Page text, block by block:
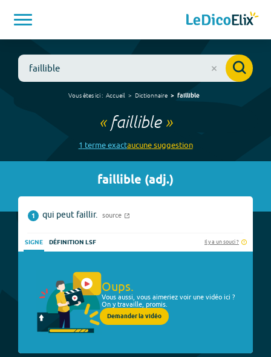
Vous êtes ici : Accueil Dictionnaire faillible
« faillible»
1 termeexactaucunesuggestion
faillible (adj.)
1 qui peut faillir. source
SIGNE DÉFINITION LSF Il y a un souci ?
Oups.
Vous aussi, vous aimeriez voir une vidéo ici ?
On y travaille, promis.
Demander la vidéo